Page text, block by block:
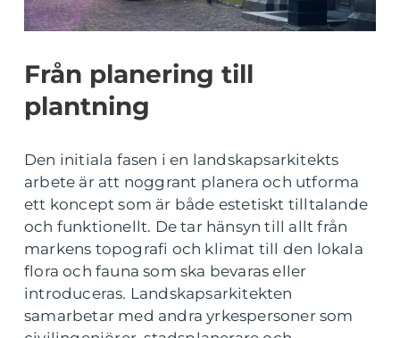
Från planering till
plantning
Den initiala fasen i en landskapsarkitekts
arbete är att noggrant planera och utforma
ett koncept som är både estetiskt tilltalande
och funktionellt. De tar hänsyn till allt från
markens topografi och klimat till den lokala
flora och fauna som ska bevaras eller
introduceras. Landskapsarkitekten
samarbetar med andra yrkespersoner som